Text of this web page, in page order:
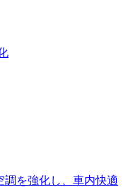
を強化し、車内快適